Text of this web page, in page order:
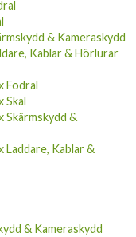
& Kameraskydd
Kablar & Hörlurar
Fodral
Skal
Skärmskydd &
Laddare, Kablar &
& Kameraskydd